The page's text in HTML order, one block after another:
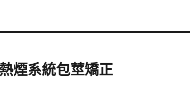
煙系統包莖矯正